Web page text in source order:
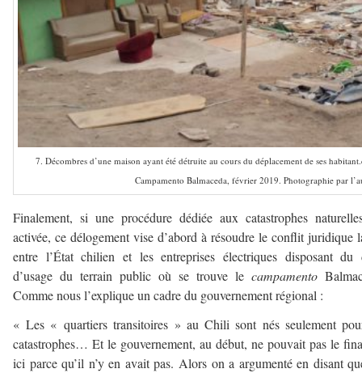
7. Décombres d’une maison ayant été détruite au cours du déplacement de ses
Campamento Balmaceda, février 2019. Photographie par
Finalement, si une procédure dédiée aux catastrophes
activée, ce délogement vise d’abord à résoudre le conflit juridique
entre l’État chilien et les entreprises électriques disposant du
d’usage du terrain public où se trouve le campamento
Comme nous l’explique un cadre du gouvernement régional :
« Les « quartiers transitoires » au Chili sont nés seulement
catastrophes… Et le gouvernement, au début, ne pouvait pas le
ici parce qu’il n’y en avait pas. Alors on a argumenté en disant